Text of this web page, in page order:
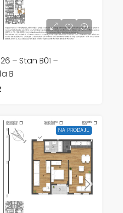
– Stan B01 –
B
NA PRODAJU